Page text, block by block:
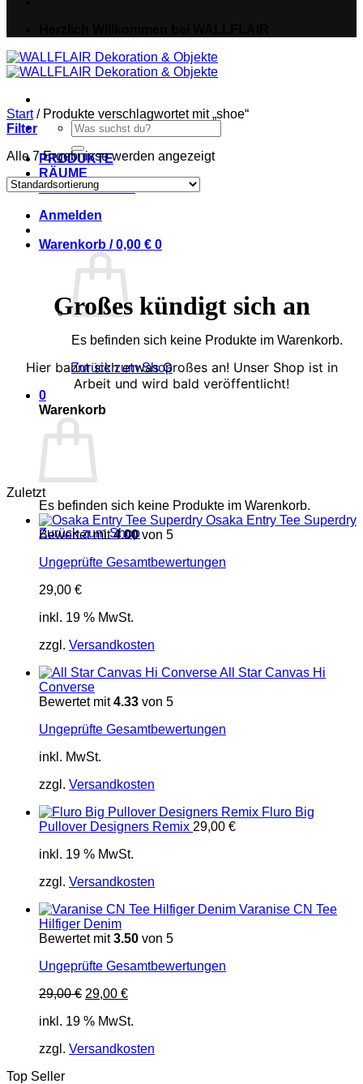
Suche
nach:
PRODUKTE
RÄUME
IDEEN & NEWS
Anmelden
Warenkorb /0,00 € 0
Es befinden sich keine Produkte im Warenkorb.
Zurück zum Shop
0
Warenkorb
Es befinden sich keine Produkte im Warenkorb.
Zurück zum Shop
Start /Produkte verschlagwortet mit „shoe“
Filter
Alle 7 Ergebnisse werden angezeigt
Großes kündigt sich an
Hier bahnt sich etwas Großes an! Unser Shop ist in
Arbeit und wird bald veröffentlicht!
Zuletzt
Osaka Entry Tee Superdry
Bewertet mit4.00von 5
Ungeprüfte Gesamtbewertungen
29,00 €
inkl. 19 % MwSt.
zzgl. Versandkosten
All Star Canvas Hi
Converse
Bewertet mit4.33 von 5
Ungeprüfte Gesamtbewertungen
inkl. MwSt.
zzgl. Versandkosten
Fluro Big
Pullover Designers Remix 29,00 €
inkl. 19 % MwSt.
zzgl. Versandkosten
Varanise CN Tee
Hilfiger Denim
Bewertet mit3.50 von 5
Ungeprüfte Gesamtbewertungen
29,00€ Ursprünglicher
war:
29,00 €Aktueller
ist:
inkl. 19 % MwSt.
zzgl. Versandkosten
Top Seller